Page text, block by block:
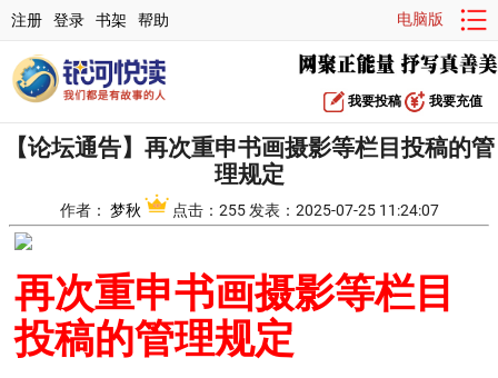
注册 登录 书架 帮助 电脑版
我要投稿 我要充值
【论坛通告】再次重申书画摄影等栏目投稿的管
理规定
作者： 梦秋 点击：255 发表：2025-07-25 11:24:07
再次重申书画摄影等栏目
投稿的管理规定